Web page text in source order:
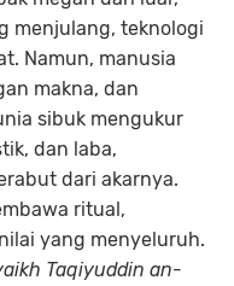
menjulang, teknologi
Namun, manusia
makna, dan
sibuk mengukur
dan laba,
dari akarnya.
ritual,
yang menyeluruh.
Taqiyuddin an-